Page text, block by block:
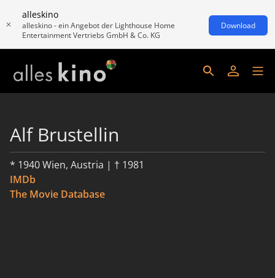
alleskino
alleskino - ein Angebot der Lighthouse Home
Entertainment Vertriebs GmbH & Co. KG
Download
Alf Brustellin
* 1940 Wien, Austria | † 1981
IMDb
The Movie Database